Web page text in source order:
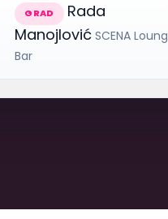
GRAD
Rada
Manojlović SCENA
Bar